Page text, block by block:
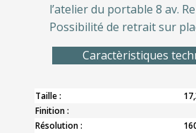
l’atelier du portable 8 av.
Possibilité de retrait sur
Caractèristiques
Taille :
Finition :
Résolution :